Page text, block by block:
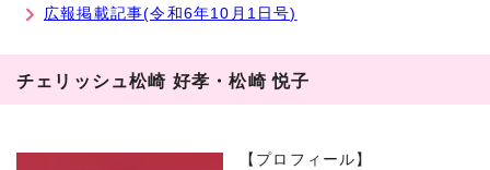
広報掲載記事(令和6年10月1日号)
チェリッシュ松崎 好孝・松崎 悦子
【プロフィール】